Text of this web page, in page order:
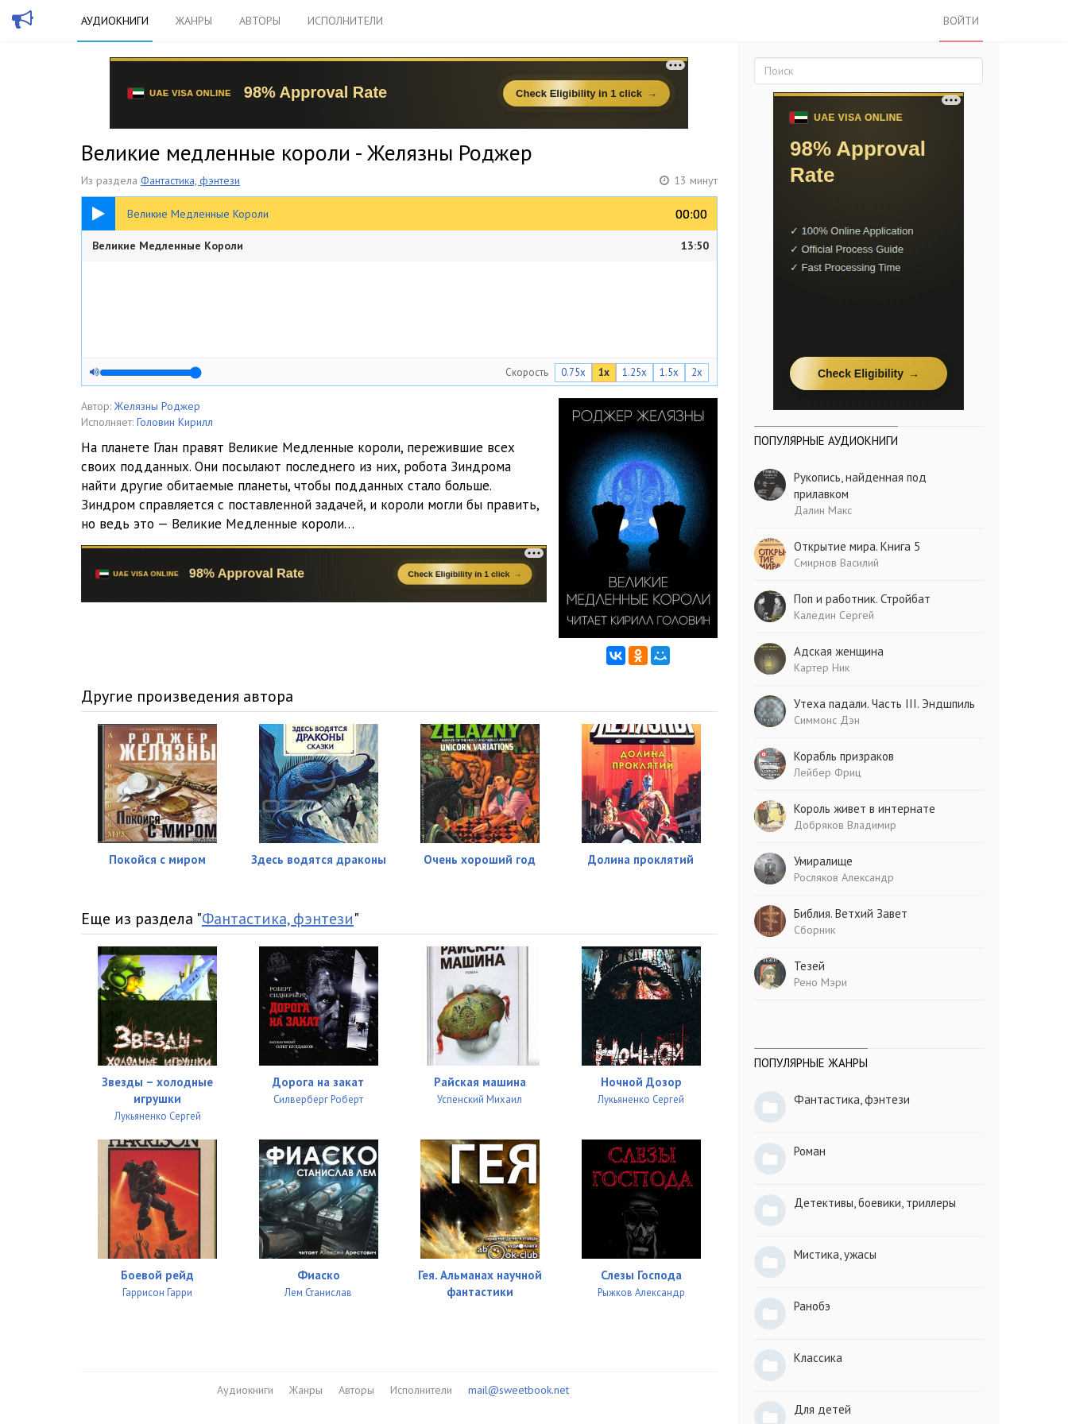
АУДИОКНИГИ ЖАНРЫ АВТОРЫ ИСПОЛНИТЕЛИ ВОЙТИ
Великие медленные короли - Желязны Роджер
Из раздела Фантастика, фэнтези 13 минут
Великие Медленные Короли 00:00
00:00
13:50
Великие Медленные Короли 13:50
Скорость 0.75x 1x 1.25x 1.5x 2x
Автор: Желязны Роджер
Исполняет: Головин Кирилл
На планете Глан правят Великие Медленные короли, пережившие всех
своих подданных. Они посылают последнего из них, робота Зиндрома
найти другие обитаемые планеты, чтобы подданных стало больше.
Зиндром справляется с поставленной задачей, и короли могли бы править,
но ведь это — Великие Медленные короли…
Другие произведения автора
Покойся с миром Здесь водятся драконы Очень хороший год Долина проклятий
Еще из раздела "Фантастика, фэнтези"
Звезды – холодные
игрушки
Лукьяненко Сергей
Дорога на закат
Силверберг Роберт
Райская машина
Успенский Михаил
Ночной Дозор
Лукьяненко Сергей
Боевой рейд
Гаррисон Гарри
Фиаско
Лем Станислав
Гея. Альманах научной
фантастики
Слезы Господа
Рыжков Александр
Аудиокниги Жанры Авторы Исполнители mail@sweetbook.net
ПОПУЛЯРНЫЕ АУДИОКНИГИ
Рукопись, найденная под
прилавком
Далин Макс
Открытие мира. Книга 5
Смирнов Василий
Поп и работник. Стройбат
Каледин Сергей
Адская женщина
Картер Ник
Утеха падали. Часть III. Эндшпиль
Симмонс Дэн
Корабль призраков
Лейбер Фриц
Король живет в интернате
Добряков Владимир
Умиралище
Росляков Александр
Библия. Ветхий Завет
Сборник
Тезей
Рено Мэри
ПОПУЛЯРНЫЕ ЖАНРЫ
Фантастика, фэнтези
Роман
Детективы, боевики, триллеры
Мистика, ужасы
Ранобэ
Классика
Для детей